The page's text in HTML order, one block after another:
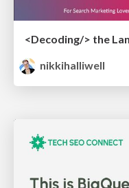
nikkihalliwell